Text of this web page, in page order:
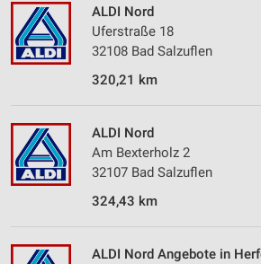
ALDI Nord
Uferstraße 18
32108 Bad Salzuflen
320,21 km
ALDI Nord
Am Bexterholz 2
32107 Bad Salzuflen
324,43 km
ALDI Nord Angebote in